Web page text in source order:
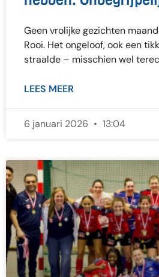
Geen vrolijke gezichten
Rooi. Het ongeloof, ook een
straalde – misschien wel
LEES MEER
6 januari 2026 13:04